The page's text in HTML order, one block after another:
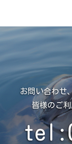
お問い合わせ
皆様のご